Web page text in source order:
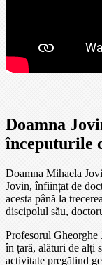
Doamna
începuturile
Doamna Mihaela
Jovin, înființat de
acesta până la
discipolul său,
Profesorul Gheorghe
în țară, alături de alți
activitate pregătind